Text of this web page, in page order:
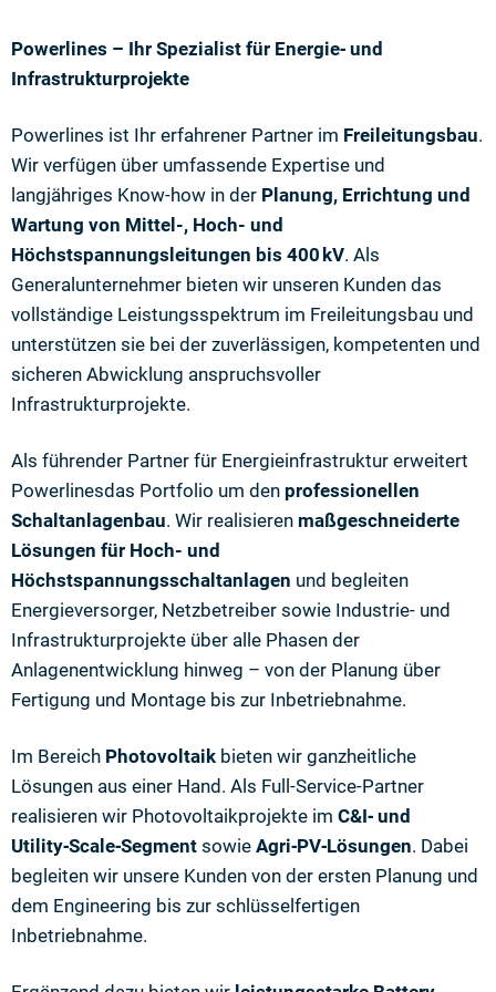
Powerlines – Ihr Spezialist für Energie‑ und
Infrastrukturprojekte
Powerlines ist Ihr erfahrener Partner im Freileitungsbau.
Wir verfügen über umfassende Expertise und
langjähriges Know-how in der Planung, Errichtung und
Wartung von Mittel-, Hoch- und
Höchstspannungsleitungen bis 400 kV. Als
Generalunternehmer bieten wir unseren Kunden das
vollständige Leistungsspektrum im Freileitungsbau und
unterstützen sie bei der zuverlässigen, kompetenten und
sicheren Abwicklung anspruchsvoller
Infrastrukturprojekte.
Als führender Partner für Energieinfrastruktur erweitert
Powerlinesdas Portfolio um den professionellen
Schaltanlagenbau. Wir realisieren maßgeschneiderte
Lösungen für Hoch- und
Höchstspannungsschaltanlagen und begleiten
Energieversorger, Netzbetreiber sowie Industrie- und
Infrastrukturprojekte über alle Phasen der
Anlagenentwicklung hinweg – von der Planung über
Fertigung und Montage bis zur Inbetriebnahme.
Im Bereich Photovoltaik bieten wir ganzheitliche
Lösungen aus einer Hand. Als Full-Service-Partner
realisieren wir Photovoltaikprojekte im C&I‑ und
Utility‑Scale‑Segment sowie Agri‑PV‑Lösungen. Dabei
begleiten wir unsere Kunden von der ersten Planung und
dem Engineering bis zur schlüsselfertigen
Inbetriebnahme.